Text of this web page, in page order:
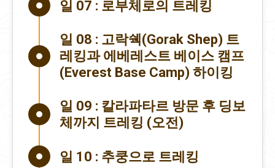
일 07 : 로부체로의 트레킹
일 08 : 고락쉑(Gorak Shep) 트
레킹과 에베레스트 베이스 캠프
(Everest Base Camp) 하이킹
일 09 : 칼라파타르 방문 후 딩보
체까지 트레킹 (오전)
일 10 : 추쿵으로 트레킹